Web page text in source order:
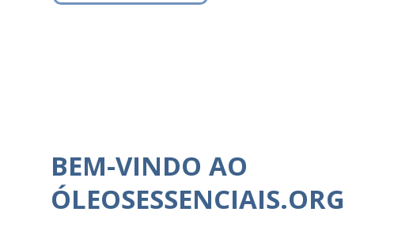
BEM-VINDO AO
ÓLEOSESSENCIAIS.ORG